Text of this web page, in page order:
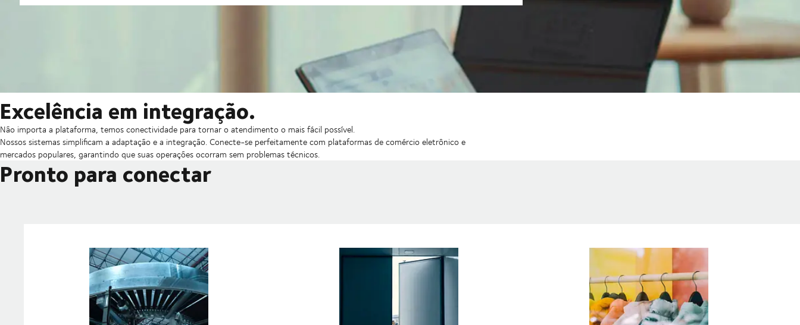
Excelência em integração.
Não importa a plataforma, temos conectividade para tornar o atendimento o mais fácil possível.
Nossos sistemas simplificam a adaptação e a integração. Conecte-se perfeitamente com plataformas de comércio eletrônico e
mercados populares, garantindo que suas operações ocorram sem problemas técnicos.
Pronto para conectar